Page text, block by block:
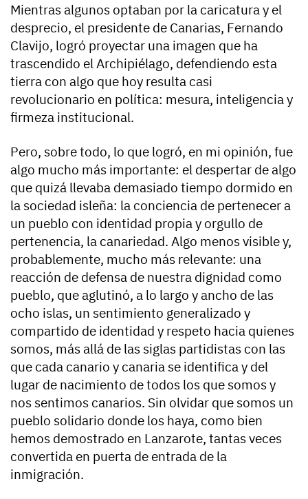
Mientras algunos optaban por la caricatura y el
desprecio, el presidente de Canarias, Fernando
Clavijo, logró proyectar una imagen que ha
trascendido el Archipiélago, defendiendo esta
tierra con algo que hoy resulta casi
revolucionario en política: mesura, inteligencia y
firmeza institucional.
Pero, sobre todo, lo que logró, en mi opinión, fue
algo mucho más importante: el despertar de algo
que quizá llevaba demasiado tiempo dormido en
la sociedad isleña: la conciencia de pertenecer a
un pueblo con identidad propia y orgullo de
pertenencia, la canariedad. Algo menos visible y,
probablemente, mucho más relevante: una
reacción de defensa de nuestra dignidad como
pueblo, que aglutinó, a lo largo y ancho de las
ocho islas, un sentimiento generalizado y
compartido de identidad y respeto hacia quienes
somos, más allá de las siglas partidistas con las
que cada canario y canaria se identifica y del
lugar de nacimiento de todos los que somos y
nos sentimos canarios. Sin olvidar que somos un
pueblo solidario donde los haya, como bien
hemos demostrado en Lanzarote, tantas veces
convertida en puerta de entrada de la
inmigración.